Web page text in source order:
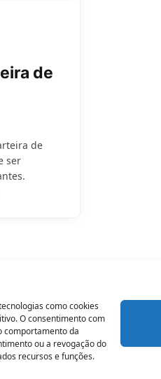
como cookies
O consentimento com
comportamento da
ou a revogação do
recursos e funções.
de
de
ser
CONTATO